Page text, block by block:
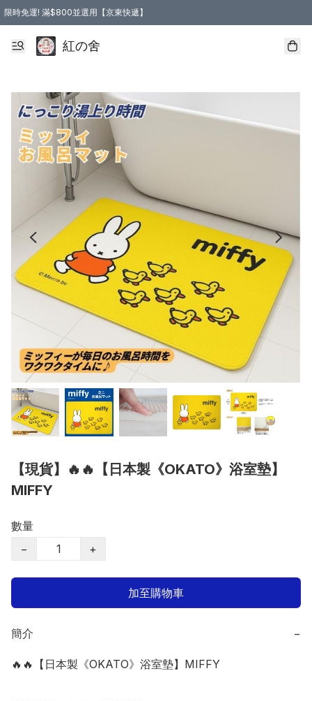
限時免運! 滿$800並選用【京東快遞】
紅の舍
【現貨】🔥🔥【日本製《OKATO》浴室墊】
MIFFY
數量
−
+
加至購物車
簡介 −
🔥🔥【日本製《OKATO》浴室墊】MIFFY